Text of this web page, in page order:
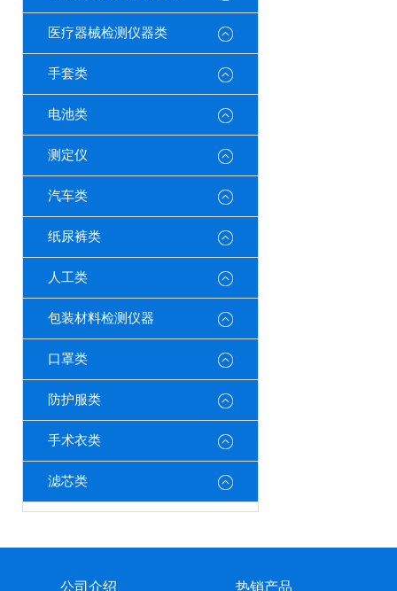
医疗器械检测仪器类
手套类
电池类
测定仪
汽车类
纸尿裤类
人工类
包装材料检测仪器
口罩类
防护服类
手术衣类
滤芯类
公司介绍 热销产品